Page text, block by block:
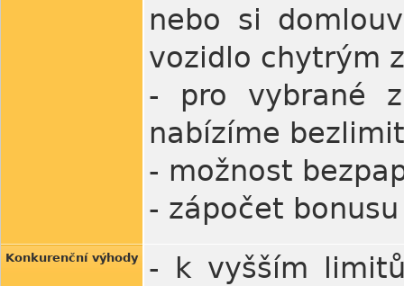
nebo si
vozidlo chytrým
- pro vybrané
nabízíme
- možnost
- zápočet
Konkurenční výhody
- k vyšším